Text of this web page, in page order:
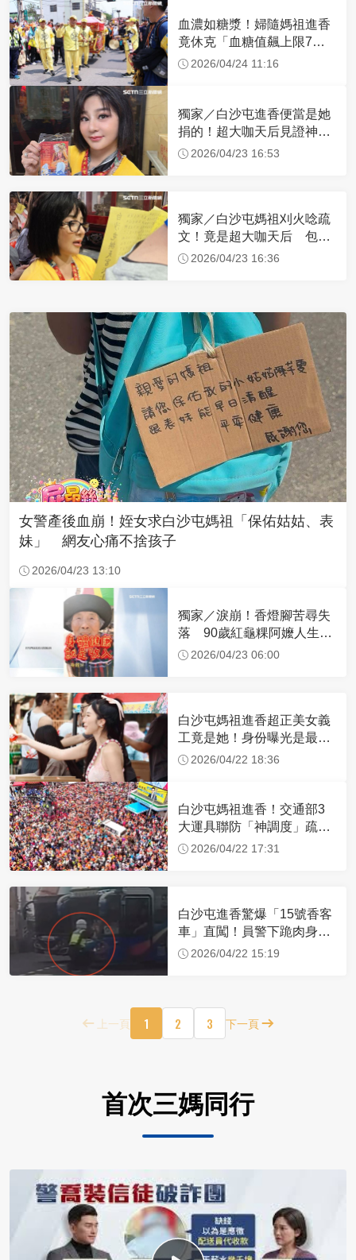
血濃如糖漿！婦隨媽祖進香
竟休克「血糖值飆上限7
倍」 醫曝原因
2026/04/24 11:16
獨家／白沙屯進香便當是她
捐的！超大咖天后見證神
蹟 一靠近媽祖就爆哭
2026/04/23 16:53
獨家／白沙屯媽祖刈火唸疏
文！竟是超大咖天后 包尿
布忍尿5小時不喊累
2026/04/23 16:36
女警產後血崩！姪女求白沙屯媽祖「保佑姑姑、表
妹」 網友心痛不捨孩子
2026/04/23 13:10
獨家／淚崩！香燈腳苦尋失
落 90歲紅龜粿阿嬤人生謝
幕2026/04/23 06:00
白沙屯媽祖進香超正美女義
工竟是她！身份曝光是最美
禮生 一輩子不結婚
2026/04/22 18:36
白沙屯媽祖進香！交通部3
大運具聯防「神調度」疏運
32.1萬創新高
2026/04/22 17:31
白沙屯進香驚爆「15號香客
車」直闖！員警下跪肉身擋
車：讓行人先過
2026/04/22 15:19
上一頁 1 2 3 下一頁
首次三媽同行